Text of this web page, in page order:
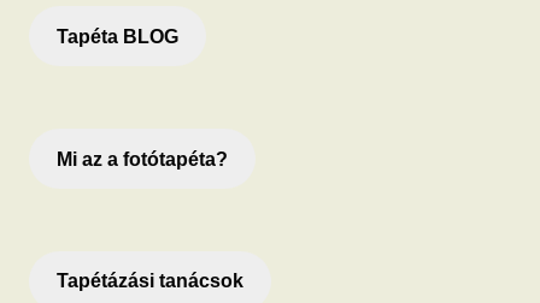
Tapéta BLOG
Mi az a fotótapéta?
Tapétázási tanácsok